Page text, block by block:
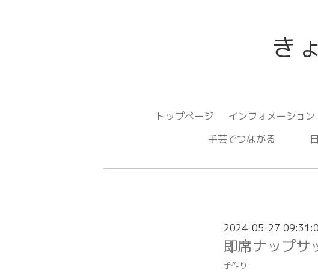
き
トップページ インフォメーション
手芸でつながる
2024-05-27
即席ナップサ
手作り